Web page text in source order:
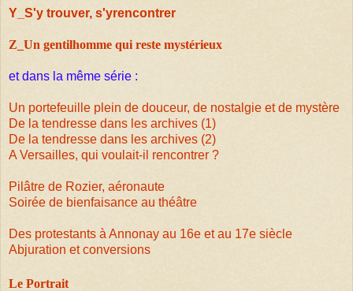
Y_S'y trouver, s'yrencontrer
Z_ Un gentilhomme qui reste mystérieux
et dans la même série :
Un portefeuille plein de douceur, de nostalgie et de mystère
De la tendresse dans les archives (1)
De la tendresse dans les archives (2)
A Versailles, qui voulait-il rencontrer ?
Pilâtre de Rozier, aéronaute
Soirée de bienfaisance au théâtre
Des protestants à Annonay au 16e et au 17e siècle
Abjuration et conversions
Le Portrait